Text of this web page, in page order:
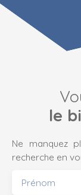
le
Ne manquez
recherche en
Prénom